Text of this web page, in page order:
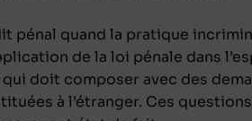
pénal quand la pratique
de la loi pénale dans
doit composer avec des
à l’étranger. Ces